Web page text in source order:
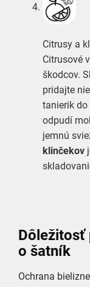
Citrusy a
Citrusové
škodcov.
pridajte
tanierik
odpudí
jemnú
klinčekov
Dôležitosť
o šatník
Ochrana